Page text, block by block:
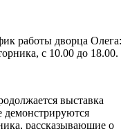
работы дворца Олега:
с 10.00 до 18.00.
выставка
демонстрируются
рассказывающие о